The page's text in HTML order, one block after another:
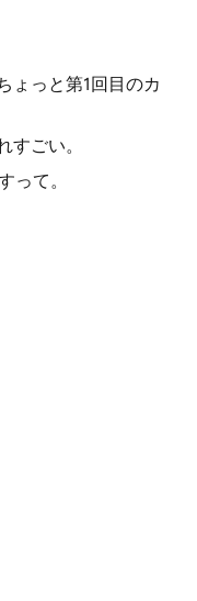
ょっと第1回目のカ
すごい。
って。